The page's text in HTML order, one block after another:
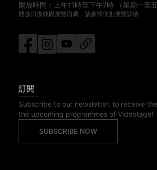
開放時間︰
上午11時至下午7時 （星期一至五
開放日期或因展覽而異，請參閱個別展覽詳情
訂閱
Subscribe to our newsletter, to receive
the upcoming programmes of Videotage!
SUBSCRIBE NOW